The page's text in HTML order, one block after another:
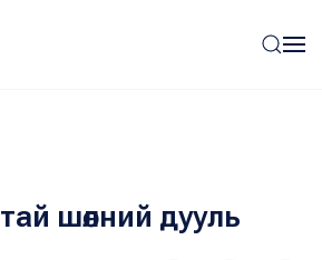
шөлний дууль